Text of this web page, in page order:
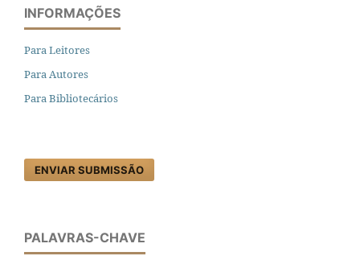
INFORMAÇÕES
Para Leitores
Para Autores
Para Bibliotecários
ENVIAR SUBMISSÃO
PALAVRAS-CHAVE